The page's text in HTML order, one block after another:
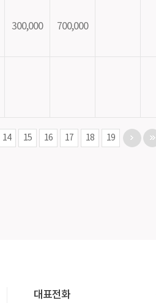
300,000 700,000
14 15 16 17 18 19
대표전화